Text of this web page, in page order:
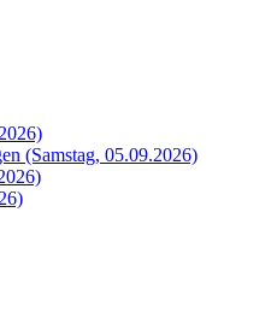
(Samstag, 05.09.2026)